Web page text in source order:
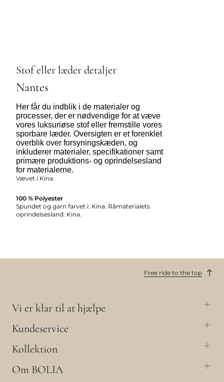
Stof eller læder detaljer
Nantes
Her får du indblik i de materialer og
processer, der er nødvendige for at væve
vores luksuriøse stof eller fremstille vores
sporbare læder. Oversigten er et forenklet
overblik over forsyningskæden, og
inkluderer materialer, specifikationer samt
primære produktions- og oprindelsesland
for materialerne.
Vævet i Kina.
100 % Polyester
Spundet og garn farvet i: Kina. Råmaterialets
oprindelsesland: Kina.
Free ride to the top
Vi er klar til at hjælpe
Kundeservice
Kollektion
Om BOLIA